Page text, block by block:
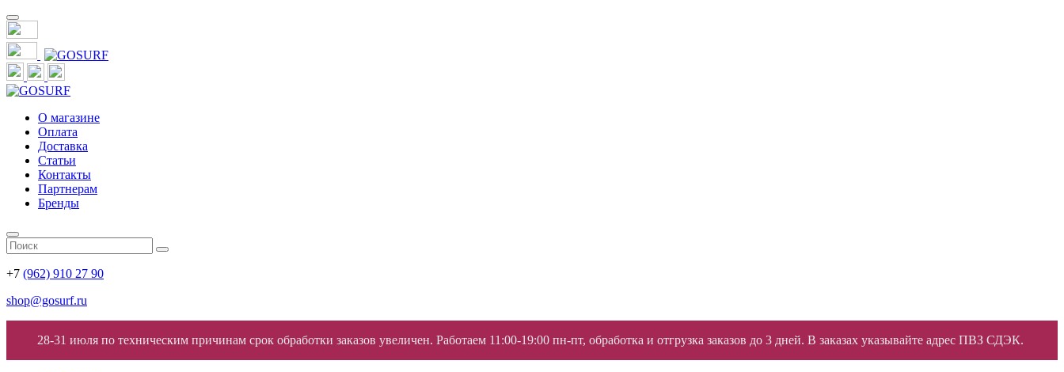
О магазине
Оплата
Доставка
Статьи
Контакты
Партнерам
Бренды
+7 (962) 910 27 90
shop@gosurf.ru
28-31 июля по техническим причинам срок обработки заказов увеличен. Работаем 11:00-19:00 пн-пт, обработка и отгрузка заказов до 3 дней. В заказах указывайте адрес ПВЗ СДЭК.